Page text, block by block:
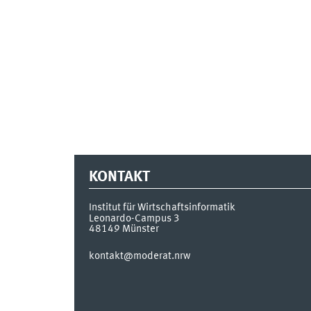
KONTAKT
Institut für Wirtschaftsinformatik
Leonardo-Campus 3
48149 Münster
kontakt@moderat.nrw